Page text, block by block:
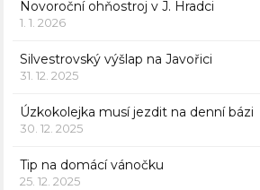
Novoroční ohňostroj v J. Hradci
1. 1. 2026
Silvestrovský výšlap na Javořici
31. 12. 2025
Úzkokolejka musí jezdit na denní bázi
30. 12. 2025
Tip na domácí vánočku
25. 12. 2025